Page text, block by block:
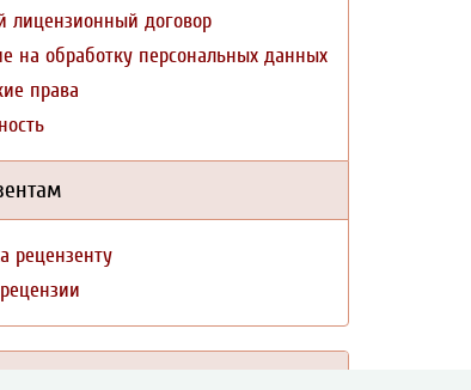
лицензионный договор
на обработку персональных данных
права
рецензенту